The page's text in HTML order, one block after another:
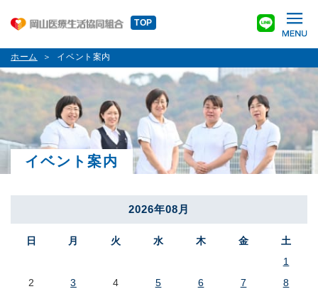
TOP
ホーム イベント案内
イベント案内
2026年08月
日 月 火 水 木 金 土
1
2
3 4 5 6 7
8